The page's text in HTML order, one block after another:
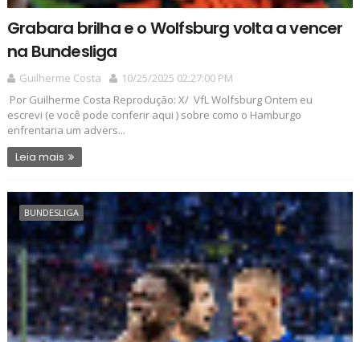
Grabara brilha e o Wolfsburg volta a vencer
na Bundesliga
Guilherme Costa
10/25/2025 02:27:00 PM
Por Guilherme Costa Reprodução: X/ VfL Wolfsburg Ontem eu
escrevi (e você pode conferir aqui ) sobre como o Hamburgo
enfrentaria um advers...
Leia mais
BUNDESLIGA